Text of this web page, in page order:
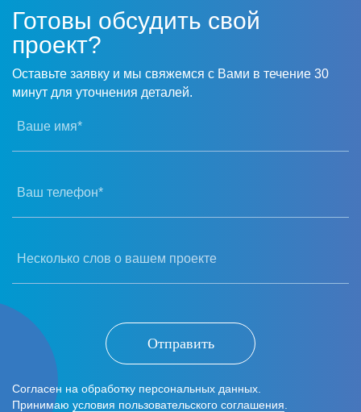
Готовы обсудить свой
проект?
Оставьте заявку и мы свяжемся с Вами в течение 30
минут для уточнения деталей.
Ваше имя*
Ваш телефон*
Несколько слов о вашем проекте
Отправить
Согласен на обработку персональных данных.
Принимаю условия пользовательского соглашения